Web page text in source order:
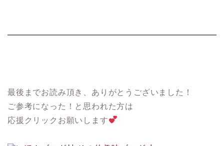
最後までお読み頂き、ありがとうございました！
ご参考になった！と思われた方は
応援クリックお願いします